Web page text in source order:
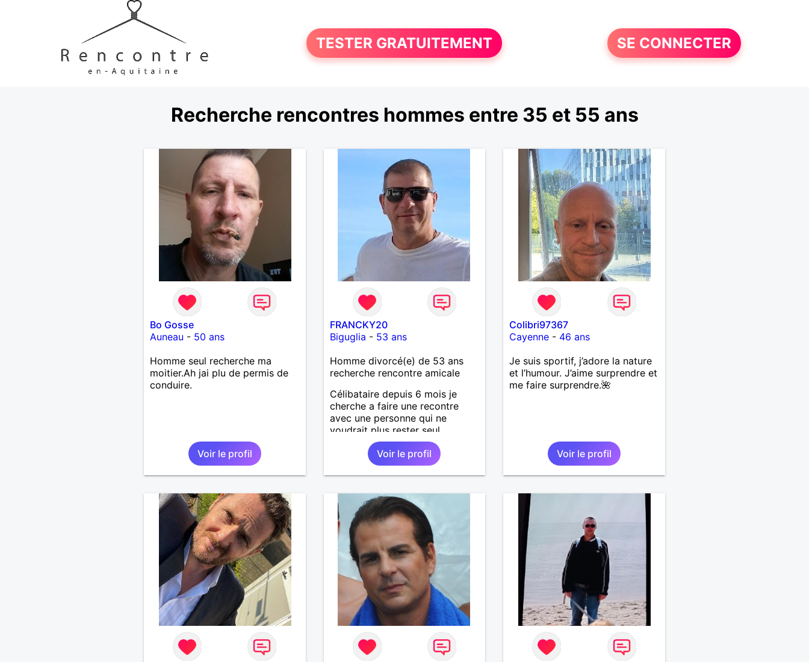
TESTER GRATUITEMENT SE CONNECTER
Recherche rencontres hommes entre 35 et 55 ans
Bo Gosse
Auneau - 50 ans
Homme seul recherche ma
moitier.Ah jai plu de permis de
conduire.
Voir le profil
FRANCKY20
Biguglia - 53 ans
Homme divorcé(e) de 53 ans
recherche rencontre amicale
Célibataire depuis 6 mois je
cherche a faire une recontre
avec une personne qui ne
voudrait plus rester seul ,
comme moi .
Voir le profil
Colibri97367
Cayenne - 46 ans
Je suis sportif, j’adore la nature
et l’humour. J’aime surprendre et
me faire surprendre.🌺
Voir le profil